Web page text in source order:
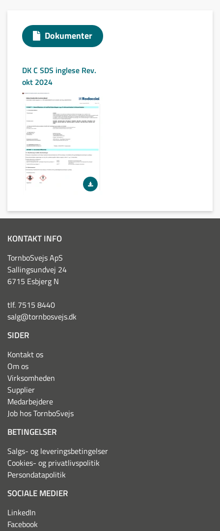
Dokumenter
DK C SDS inglese Rev.
okt 2024
KONTAKT INFO
TornboSvejs ApS
Sallingsundvej 24
6715 Esbjerg N
tlf. 7515 8440
salg@tornbosvejs.dk
SIDER
Kontakt os
Om os
Virksomheden
Supplier
Medarbejdere
Job hos TornboSvejs
BETINGELSER
Salgs- og leveringsbetingelser
Cookies- og privatlivspolitik
Persondatapolitik
SOCIALE MEDIER
LinkedIn
Facebook